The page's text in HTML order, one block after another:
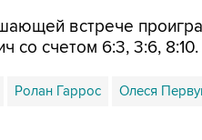
встрече
со счетом 6:3, 3:6, 8:10.
Ролан Гаррос Олеся